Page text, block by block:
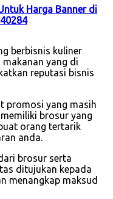
Harga Banner di
berbisnis kuliner
yang di
reputasi bisnis
promosi yang masih
brosur yang
orang tertarik
anda.
brosur serta
ditujukan kepada
menangkap maksud